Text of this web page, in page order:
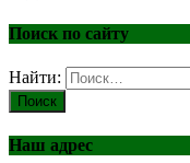
Поиск по сайту
Найти:
Наш адрес